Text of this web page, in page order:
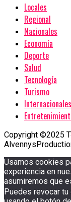
Locales
Regional
Nacionales
Economía
Deporte
Salud
Tecnología
Turismo
Internacionales
Copyright ©2025
Usamos cookies
experiencia en
asumiremos que
Puedes revocar